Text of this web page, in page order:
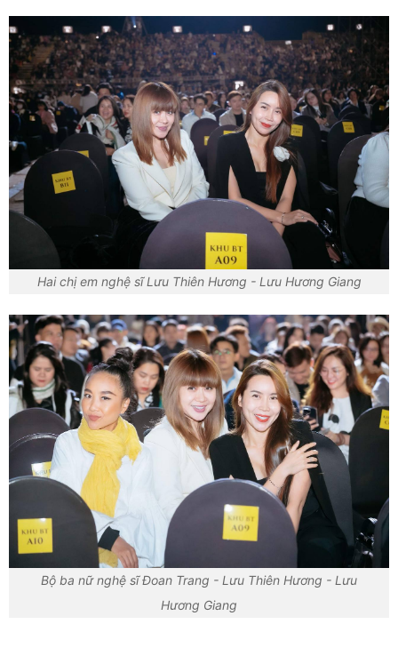
Hai chị em nghệ sĩ Lưu Thiên Hương - Lưu Hương Giang
Bộ ba nữ nghệ sĩ Đoan Trang - Lưu Thiên Hương - Lưu
Hương Giang